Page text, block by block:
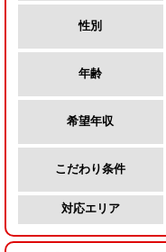
性別
年齢
希望年収
こだわり条件
対応エリア